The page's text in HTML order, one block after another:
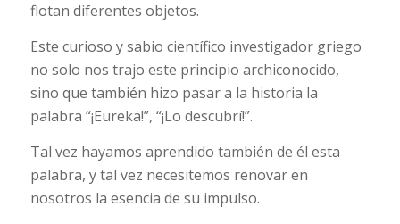
flotan diferentes objetos.
Este curioso y sabio científico investigador griego
no solo nos trajo este principio archiconocido,
sino que también hizo pasar a la historia la
palabra “¡Eureka!”, “¡Lo descubrí!”.
Tal vez hayamos aprendido también de él esta
palabra, y tal vez necesitemos renovar en
nosotros la esencia de su impulso.